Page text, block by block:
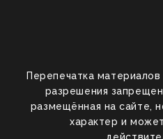
Перепечатка
разрешения
размещённая на сайте,
характер и